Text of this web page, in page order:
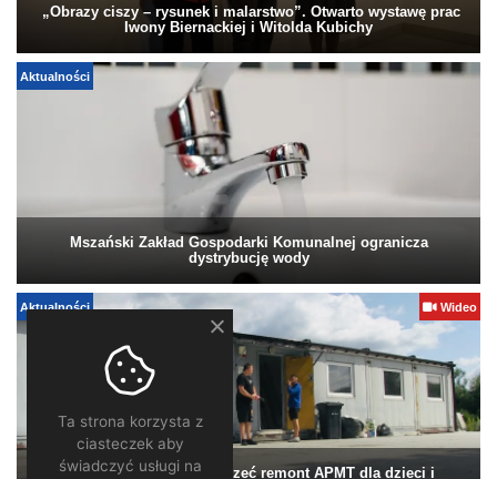
„Obrazy ciszy – rysunek i malarstwo”. Otwarto wystawę prac
Iwony Biernackiej i Witolda Kubichy
Aktualności
Mszański Zakład Gospodarki Komunalnej ogranicza
dystrybucję wody
Aktualności Wideo
Ta strona korzysta z
ciasteczek aby
świadczyć usługi na